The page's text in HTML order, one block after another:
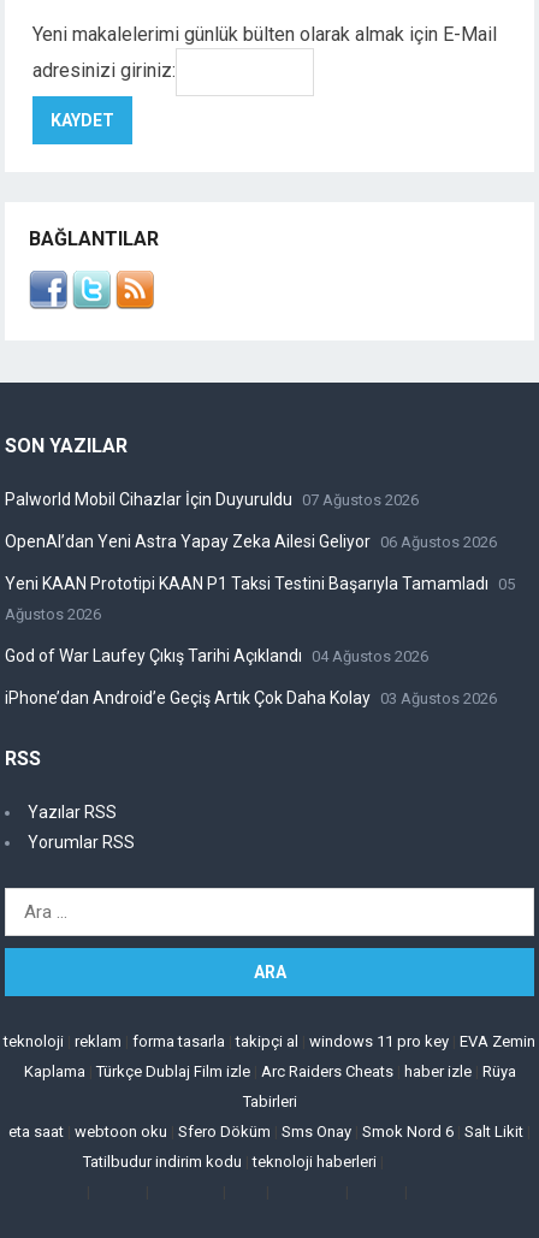
Yeni makalelerimi günlük bülten olarak almak için E-Mail
adresinizi giriniz:
BAĞLANTILAR
SON YAZILAR
Palworld Mobil Cihazlar İçin Duyuruldu 07 Ağustos 2026
OpenAI’dan Yeni Astra Yapay Zeka Ailesi Geliyor 06 Ağustos 2026
Yeni KAAN Prototipi KAAN P1 Taksi Testini Başarıyla Tamamladı
05
Ağustos 2026
God of War Laufey Çıkış Tarihi Açıklandı 04 Ağustos 2026
iPhone’dan Android’e Geçiş Artık Çok Daha Kolay 03 Ağustos 2026
RSS
Yazılar RSS
Yorumlar RSS
Arama:
teknoloji reklam forma tasarla |takipçi al windows 11 pro key EVA Zemin
Kaplama |Türkçe Dublaj Film izle| Arc Raiders Cheats| haber izle| Rüya
Tabirleri
eta saat webtoon oku Sfero Döküm Sms Onay Smok Nord 6 Salt Likit
Tatilbudur indirim kodu |teknoloji haberleri|